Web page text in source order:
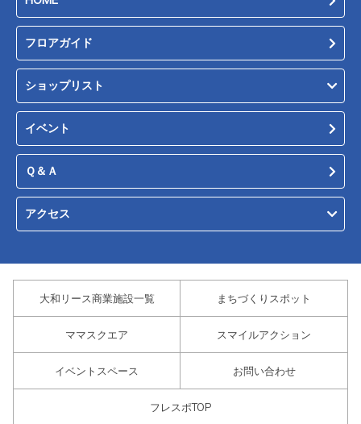
フロアガイド
ショップリスト
イベント
Ｑ＆Ａ
アクセス
大和リース商業施設一覧 まちづくりスポット
ママスクエア スマイルアクション
イベントスペース お問い合わせ
フレスポTOP